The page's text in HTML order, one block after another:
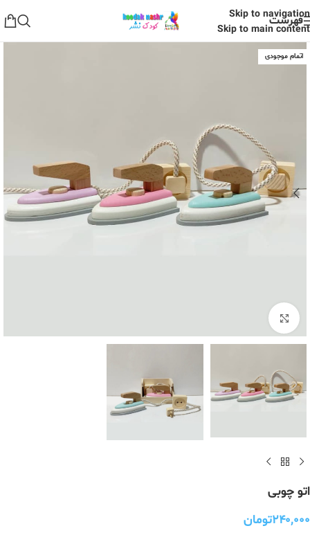
Skip to navigation
Skip to main content
فهرست
اتمام موجودی
برای بزرگنمایی کلیک کنید
اتو چوبی
۲۴۰,۰۰۰تومان